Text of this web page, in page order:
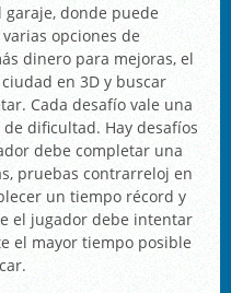
garaje, donde puede
opciones de
dinero para mejoras, el
en 3D y buscar
Cada desafío vale una
dificultad. Hay desafíos
debe completar una
pruebas contrarreloj en
un tiempo récord y
el jugador debe intentar
el mayor tiempo posible